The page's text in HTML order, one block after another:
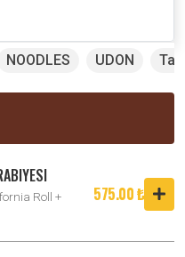
NOODLES UDON
Roll +
575.00 ₺